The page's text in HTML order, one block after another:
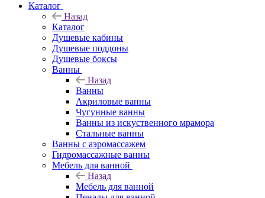
Каталог
Назад
Каталог
Душевые кабины
Душевые поддоны
Душевые боксы
Ванны
Назад
Ванны
Акриловые ванны
Чугунные ванны
Ванны из искуственного мрамора
Стальные ванны
Ванны с аэромассажем
Гидромассажные ванны
Мебель для ванной
Назад
Мебель для ванной